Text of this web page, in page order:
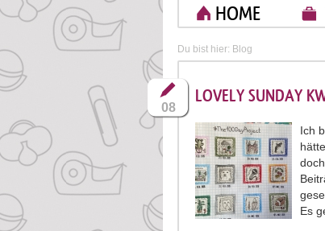
HOME
Du bist hier: Blog
08
LOVELY SUNDAY
Ich
Es